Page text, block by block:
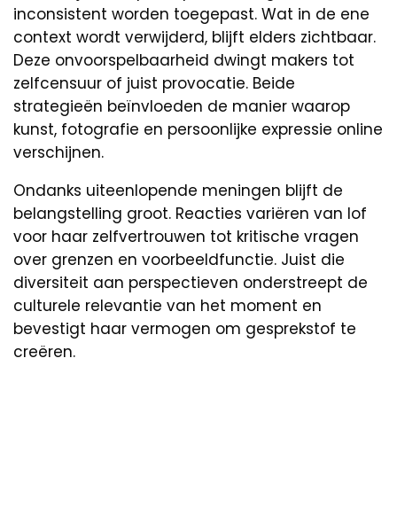
inconsistent worden toegepast. Wat in de ene
context wordt verwijderd, blijft elders zichtbaar.
Deze onvoorspelbaarheid dwingt makers tot
zelfcensuur of juist provocatie. Beide
strategieën beïnvloeden de manier waarop
kunst, fotografie en persoonlijke expressie online
verschijnen.
Ondanks uiteenlopende meningen blijft de
belangstelling groot. Reacties variëren van lof
voor haar zelfvertrouwen tot kritische vragen
over grenzen en voorbeeldfunctie. Juist die
diversiteit aan perspectieven onderstreept de
culturele relevantie van het moment en
bevestigt haar vermogen om gesprekstof te
creëren.